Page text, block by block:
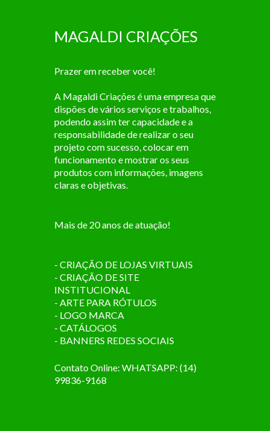
MAGALDI CRIAÇÕES
Prazer em receber você!
A Magaldi Criações é uma empresa que
dispões de vários serviços e trabalhos,
podendo assim ter capacidade e a
responsabilidade de realizar o seu
projeto com sucesso, colocar em
funcionamento e mostrar os seus
produtos com informações, imagens
claras e objetivas.
Mais de 20 anos de atuação!
- CRIAÇÃO DE LOJAS VIRTUAIS
- CRIAÇÃO DE SITE
INSTITUCIONAL
- ARTE PARA RÓTULOS
- LOGO MARCA
- CATÁLOGOS
- BANNERS REDES SOCIAIS
Contato Online: WHATSAPP: (14)
99836-9168